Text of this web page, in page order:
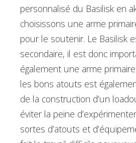
personnalisé du Basilisk en
choisissons une arme
pour le soutenir. Le Basilisk
secondaire, il est donc
également une arme
les bons atouts est
de la construction d’un
éviter la peine
sortes d’atouts et